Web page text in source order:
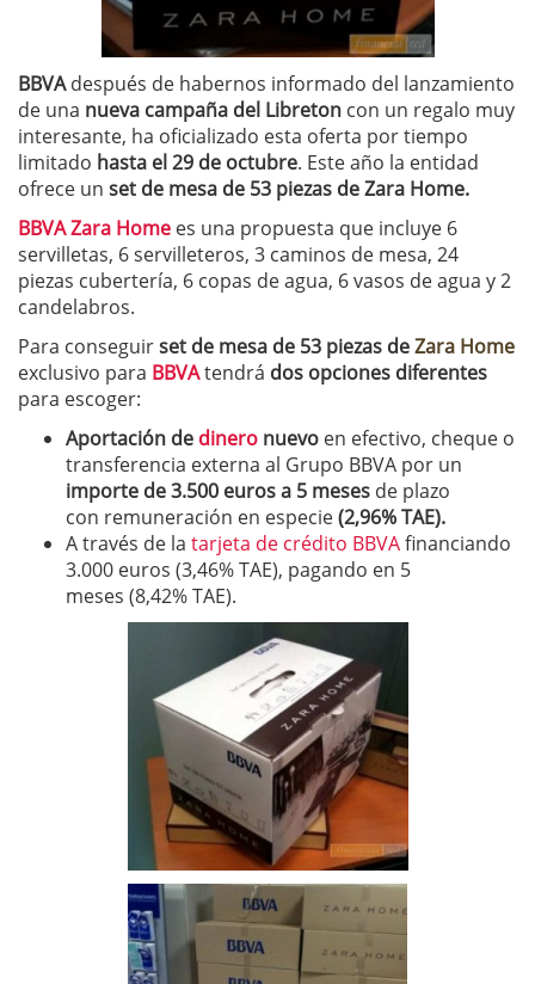
BBVAdespués de habernos informado del lanzamiento
de una nueva campaña del Libreton con un regalo muy
interesante, ha oficializado esta oferta por tiempo
limitado hasta el 29 de octubre. Este año la entidad
ofrece un set de mesa de 53 piezas de Zara Home.
BBVA Zara Home es una propuesta que incluye 6
servilletas, 6 servilleteros, 3 caminos de mesa, 24
piezas cubertería, 6 copas de agua, 6 vasos de agua y 2
candelabros.
Para conseguirset de mesa de 53 piezas deZara Home
exclusivo para BBVAtendrá dos opciones diferentes
para escoger:
Aportación de dinero nuevo en efectivo, cheque o
transferencia externa al Grupo BBVA por un
importe de3.500 euros a 5 meses de plazo
con remuneración en especie(2,96% TAE).
A través de la tarjeta de crédito BBVAfinanciando
3.000 euros (3,46% TAE), pagando en 5
meses (8,42% TAE).